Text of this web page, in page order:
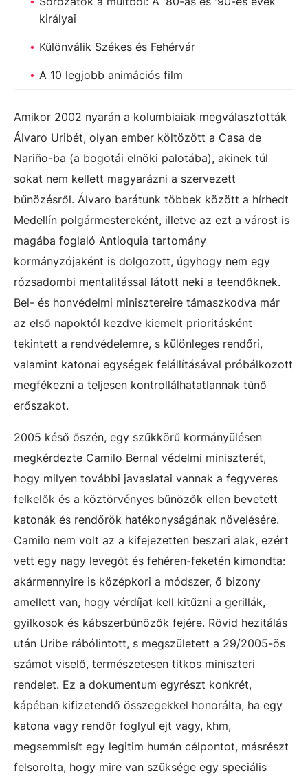
királyai
Különválik Székes és Fehérvár
A 10 legjobb animációs film
Amikor 2002 nyarán a kolumbiaiak megválasztották
Álvaro Uribét, olyan ember költözött a Casa de
Nariño-ba (a bogotái elnöki palotába), akinek túl
sokat nem kellett magyarázni a szervezett
bűnözésről. Álvaro barátunk többek között a hírhedt
Medellín polgármestereként, illetve az ezt a várost is
magába foglaló Antioquia tartomány
kormányzójaként is dolgozott, úgyhogy nem egy
rózsadombi mentalitással látott neki a teendőknek.
Bel- és honvédelmi minisztereire támaszkodva már
az első napoktól kezdve kiemelt prioritásként
tekintett a rendvédelemre, s különleges rendőri,
valamint katonai egységek felállításával próbálkozott
megfékezni a teljesen kontrollálhatatlannak tűnő
erőszakot.
2005 késő őszén, egy szűkkörű kormányülésen
megkérdezte Camilo Bernal védelmi miniszterét,
hogy milyen további javaslatai vannak a fegyveres
felkelők és a köztörvényes bűnözők ellen bevetett
katonák és rendőrök hatékonyságának növelésére.
Camilo nem volt az a kifejezetten beszari alak, ezért
vett egy nagy levegőt és fehéren-feketén kimondta:
akármennyire is középkori a módszer, ő bizony
amellett van, hogy vérdíjat kell kitűzni a gerillák,
gyilkosok és kábszerbűnözők fejére. Rövid hezitálás
után Uribe rábólintott, s megszületett a 29/2005-ös
számot viselő, természetesen titkos miniszteri
rendelet. Ez a dokumentum egyrészt konkrét,
kápéban kifizetendő összegekkel honorálta, ha egy
katona vagy rendőr foglyul ejt vagy, khm,
megsemmisít egy legitim humán célpontot, másrészt
felsorolta, hogy mire van szüksége egy speciális